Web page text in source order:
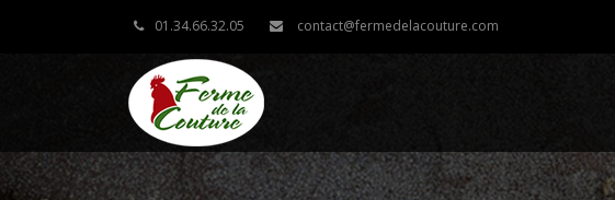
01.34.66.32.05 contact@fermedelacouture.com